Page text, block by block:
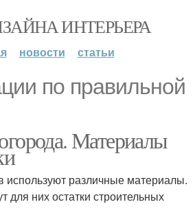
ИНТЕРЬЕРА
новости статьи
по правильной
Материалы
используют различные материалы.
для них остатки строительных